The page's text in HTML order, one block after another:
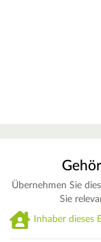
Übernehmen Sie
Sie
Inhaber dieses